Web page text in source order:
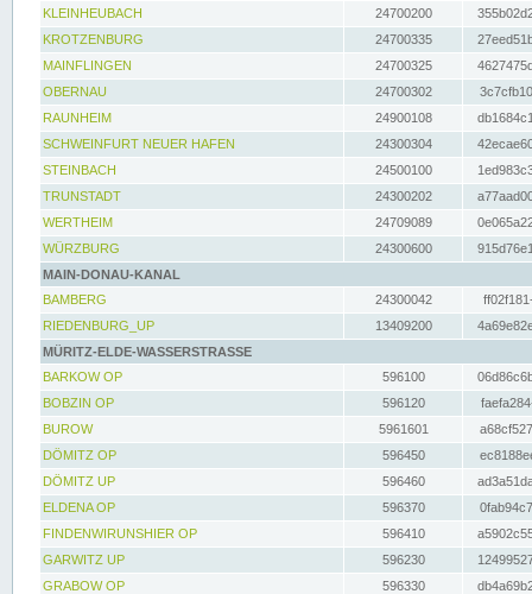
KLEINHEUBACH 24700200
KROTZENBURG
24700335
MAINFLINGEN
24700325
OBERNAU
24700302
RAUNHEIM
24900108
SCHWEINFURT NEUER HAFEN
24300304
STEINBACH
24500100
TRUNSTADT
24300202
WERTHEIM
24709089
WÜRZBURG
24300600
MAIN-DONAU-KANAL
BAMBERG
24300042
RIEDENBURG_UP
13409200
MÜRITZ-ELDE-WASSERSTRASSE
BARKOW OP
596100
BOBZIN OP
596120
BUROW
5961601
DÖMITZ OP
596450
DÖMITZ UP
596460
ELDENA OP
596370
FINDENWIRUNSHIER OP
596410
GARWITZ UP
596230
GRABOW OP
596330